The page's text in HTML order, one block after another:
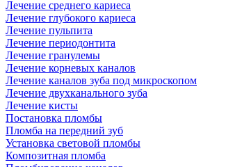
Лечение среднего кариеса
Лечение глубокого кариеса
Лечение пульпита
Лечение периодонтита
Лечение гранулемы
Лечение корневых каналов
Лечение каналов зуба под микроскопом
Лечение двухканального зуба
Лечение кисты
Постановка пломбы
Пломба на передний зуб
Установка световой пломбы
Композитная пломба